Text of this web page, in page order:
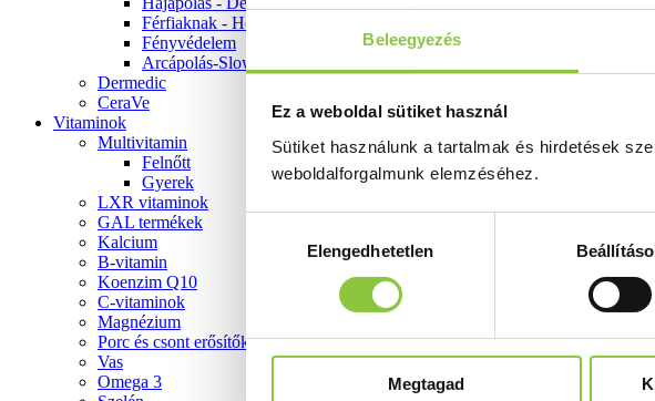
Beleegyezés
Ez a weboldal sütiket használ
Sütiket használunk a tartalmak és hirdetések
weboldalforgalmunk elemzéséhez.
kiválasztásaElengedhetetlen
Megtagad
Férfiaknak - Homme
Fényvédelem
Arcápolás-Slow Age
Dermedic
CeraVe
Vitaminok
Multivitamin
Felnőtt
Gyerek
LXR vitaminok
GAL termékek
Kalcium
B-vitamin
Koenzim Q10
C-vitaminok
Magnézium
Porc és csont erősítők
Vas
Omega 3